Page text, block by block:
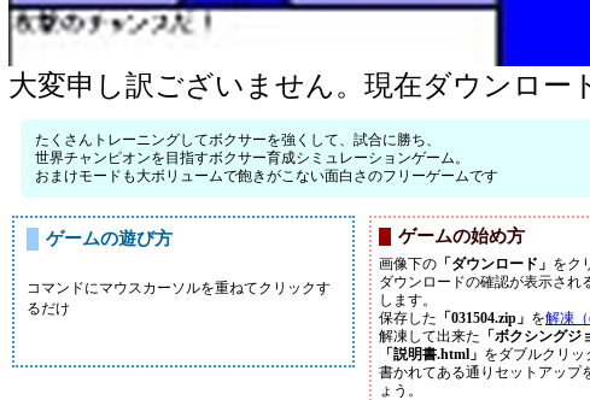
大変申し訳ございません。現在ダウンロー
たくさんトレーニングしてボクサーを強くして、試合に勝ち、
世界チャンピオンを目指すボクサー育成シミュレーションゲーム。
おまけモードも大ボリュームで飽きがこない面白さのフリーゲームです
ゲームの遊び方
コマンドにマウスカーソルを重ねてクリックす
るだけ
ゲームの始め方
画像下の 「ダウンロード」 をク
ダウンロードの確認が表示され
します。
保存した 「031504.zip」 を解凍（
解凍して出来た 「ボクシングジ
「説明書.html」 をダブルクリッ
書かれてある通りセットアップ
ょう。